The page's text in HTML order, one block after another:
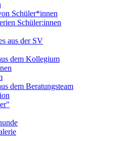
Schüler*innen
Schüler:innen
aus der SV
dem Kollegium
dem Beratungsteam